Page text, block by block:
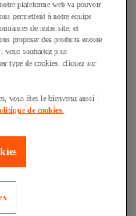
plateforme web va pouvoir
permettent à notre équipe
de notre site, et
proposer des produits encore
vous souhaitez plus
type de cookies, cliquez sur
vous êtes le bienvenu aussi !
de cookies.